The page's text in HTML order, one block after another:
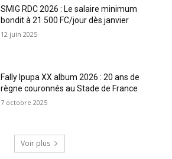
SMIG RDC 2026 : Le salaire minimum
bondit à 21 500 FC/jour dès janvier
12 juin 2025
Fally Ipupa XX album 2026 : 20 ans de
règne couronnés au Stade de France
7 octobre 2025
Voir plus